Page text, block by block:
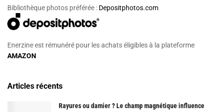
Bibliothèque photos préférée : Depositphotos.com
Enerzine est rémunéré pour les achats éligibles à la plateforme
AMAZON
Articles récents
Rayures ou damier ? Le champ magnétique influence